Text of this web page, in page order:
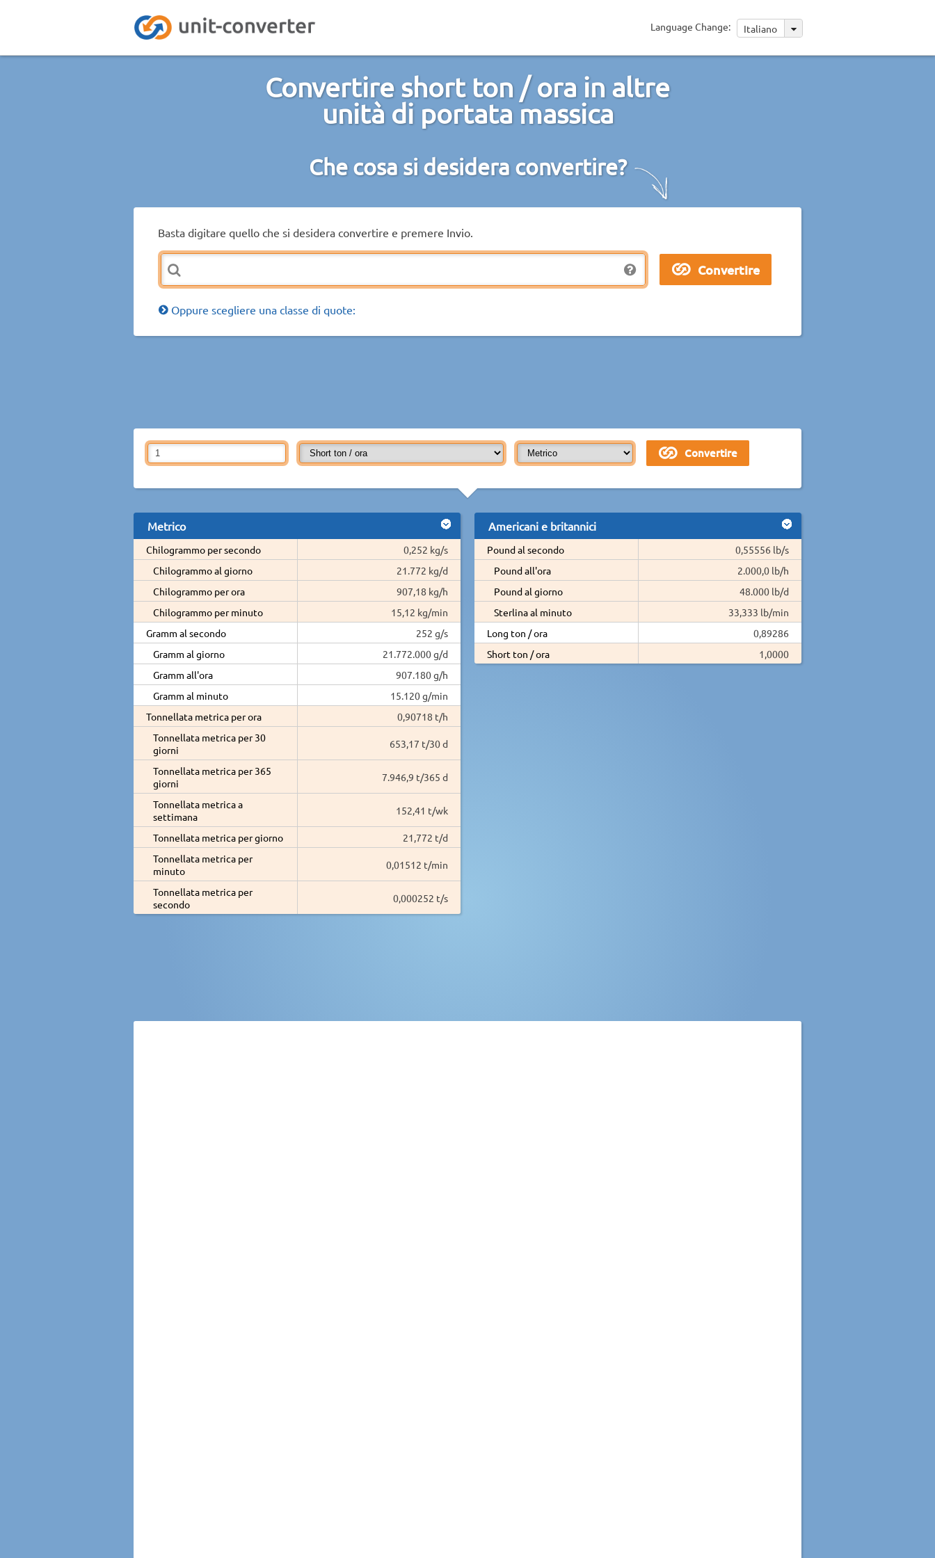
Language Change: Italiano
Convertire short ton / ora in altre
unità di portata massica
Che cosa si desidera convertire?
Basta digitare quello che si desidera convertire e premere Invio.
Oppure scegliere una classe di quote:
Metrico
Chilogrammo per secondo
0,252 kg/s
Chilogrammo al giorno
21.772 kg/d
Chilogrammo per ora
907,18 kg/h
Chilogrammo per minuto
15,12 kg/min
Gramm al secondo
252 g/s
Gramm al giorno
21.772.000 g/d
Gramm all'ora
907.180 g/h
Gramm al minuto
15.120 g/min
Tonnellata metrica per ora
0,90718 t/h
Tonnellata metrica per 30
giorni
653,17 t/30 d
Tonnellata metrica per 365
giorni
7.946,9 t/365 d
Tonnellata metrica a
settimana
152,41 t/wk
Tonnellata metrica per giorno
21,772 t/d
Tonnellata metrica per
minuto
0,01512 t/min
Tonnellata metrica per
secondo
0,000252 t/s
Americani e britannici
Pound al secondo
0,55556 lb/s
Pound all'ora
2.000,0 lb/h
Pound al giorno
48.000 lb/d
Sterlina al minuto
33,333 lb/min
Long ton / ora
0,89286
Short ton / ora
1,0000